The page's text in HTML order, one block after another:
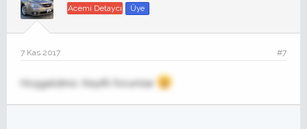
Acemi Detaycı Üye
7 Kas 2017 #7
Hoşgeldiniz. Keyifli forumlar